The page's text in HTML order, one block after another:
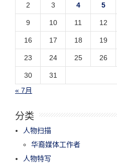
2 3 4 5
9 10 11 12
16 17 18 19
23 24 25 26
30
31
« 7月
分类
人物扫描
华裔媒体工作者
人物特写